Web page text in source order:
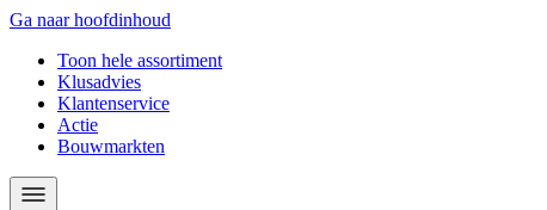
Ga naar hoofdinhoud
Toon hele assortiment
Klusadvies
Klantenservice
Actie
Bouwmarkten